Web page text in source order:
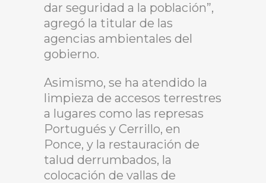
dar seguridad a la población”,
agregó la titular de las
agencias ambientales del
gobierno.
Asimismo, se ha atendido la
limpieza de accesos terrestres
a lugares como las represas
Portugués y Cerrillo, en
Ponce, y la restauración de
talud derrumbados, la
colocación de vallas de